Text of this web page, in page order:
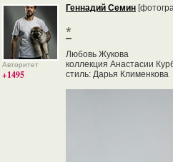
Авторитет
+1495
Геннадий Семин
*
Любовь Жукова
коллекция Анастасии
стиль: Дарья Клименкова